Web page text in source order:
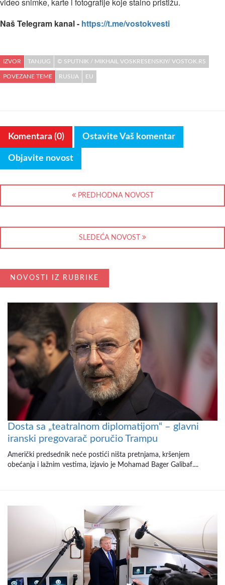
Naš Telegram kanal - https://t.me/vostokvesti
IZVOR TANJUG © SPUTNIK / MIKHAIL VOSKRESENSKIY/ VOSTOK.RS
POVEZANE TEME RUSIJA EU
Komentara (0) Ostavite Vaš komentar
Objavite novost
PREDHODNA NOVOST
SLEDEĆA NOVOST
NOVOSTI IZ RUBRIKE
Dosta sa „teatralnom diplomatijom“ – glavni
iranski pregovarač poručio Trampu
Američki predsednik neće postići ništa pretnjama, kršenjem
obećanja i lažnim vestima, izjavio je Mohamad Bager Galibaf....